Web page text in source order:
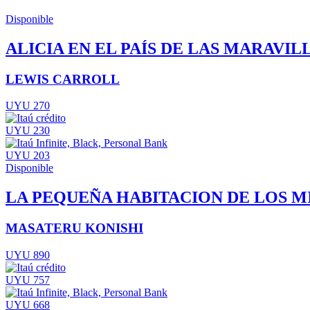
Disponible
ALICIA EN EL PAÍS DE LAS
LEWIS CARROLL
UYU 270
UYU 230
UYU 203
Disponible
LA PEQUEÑA HABITACION DE LOS
MASATERU KONISHI
UYU 890
UYU 757
UYU 668